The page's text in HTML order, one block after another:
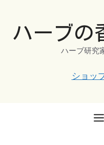
ハーブの
ハーブ研究
ショッ